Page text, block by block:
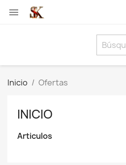

Inicio Ofertas
INICIO
Articulos